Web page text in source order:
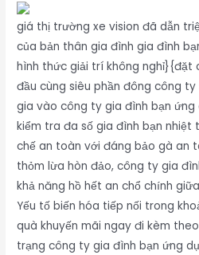
giá thị trường xe vision đã dẫn
của bản thân gia đình gia đình
hình thức giải trí không nghỉ}{đặt
đầu cùng siêu phần đông công
gia vào công ty gia đình bạn ứng
kiểm tra đa số gia đình bạn nhiệt
chế an toàn với đáng bảo gà an
thỏm lừa hòn đảo, công ty gia
khả năng hồ hết an chổ chính
Yếu tố biến hóa tiếp nối trong
quà khuyến mãi ngay đi kèm
trạng công ty gia đình bạn ứng